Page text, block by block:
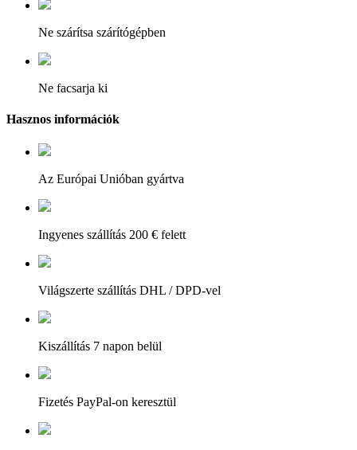
Ne szárítsa szárítógépben
Ne facsarja ki
Hasznos információk
Az Európai Unióban gyártva
Ingyenes szállítás 200 € felett
Világszerte szállítás DHL / DPD-vel
Kiszállítás 7 napon belül
Fizetés PayPal-on keresztül